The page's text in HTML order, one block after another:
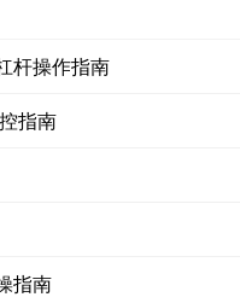
杆操作指南
指南
指南